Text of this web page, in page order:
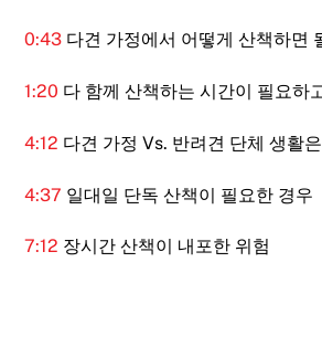
0:43 다견 가정에서 어떻게 산책하면
1:20 다 함께 산책하는 시간이 필요하
4:12 다견 가정 Vs. 반려견 단체 생활
4:37 일대일 단독 산책이 필요한 경우
7:12 장시간 산책이 내포한 위험